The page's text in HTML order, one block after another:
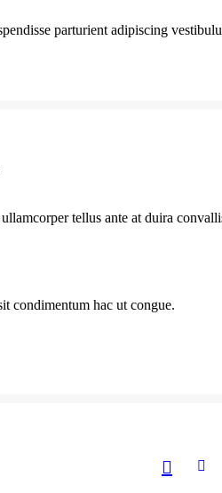
parturient adipiscing
tellus ante at duira
condimentum hac ut congue.